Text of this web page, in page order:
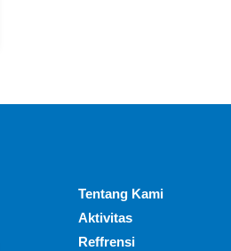
Tentang Kami
Aktivitas
Reffrensi